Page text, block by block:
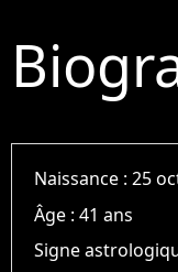
Naissance :25
Âge :41 ans
Signe